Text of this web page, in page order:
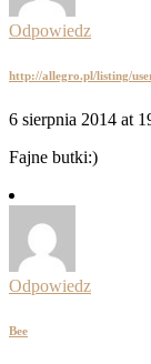
Odpowiedz
http://allegro.pl/listing/
6 sierpnia 2014 at
Fajne butki:)
Odpowiedz
Bee